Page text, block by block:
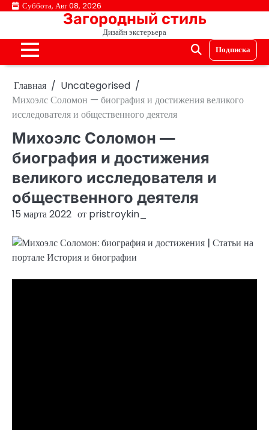
ПерейтиСуббота, Авг 08, 2026
Загородный стиль
Дизайн экстерьера
Подписка
Главная
Uncategorised
Михоэлс Соломон — биография и достижения великого
исследователя и общественного деятеля
Михоэлс Соломон —
биография и достижения
великого исследователя и
общественного деятеля
15 марта 2022 от pristroykin_